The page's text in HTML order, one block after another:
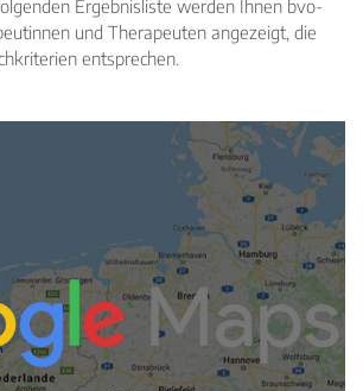
Ergebnisliste werden Ihnen bvo-
und Therapeuten angezeigt, die
entsprechen.
Liste Karte